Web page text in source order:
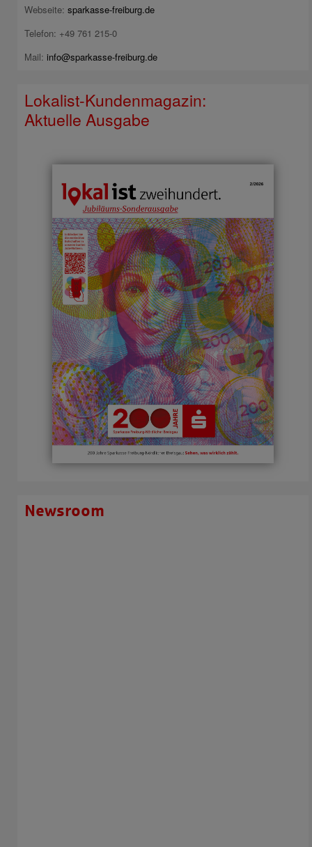
Webseite: sparkasse-freiburg.de
Telefon: +49 761 215-0
Mail: info@sparkasse-freiburg.de
Lokalist-Kundenmagazin:
Aktuelle Ausgabe
Newsroom